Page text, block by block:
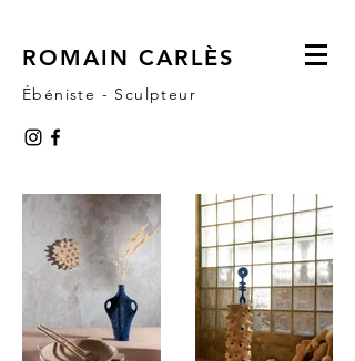
ROMAIN CARLÈS
Ébéniste - Sculpteur